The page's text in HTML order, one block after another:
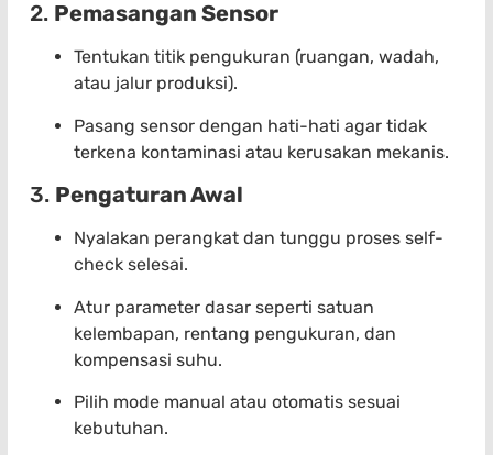
2. Pemasangan Sensor
Tentukan titik pengukuran (ruangan, wadah,
atau jalur produksi).
Pasang sensor dengan hati-hati agar tidak
terkena kontaminasi atau kerusakan mekanis.
3. Pengaturan Awal
Nyalakan perangkat dan tunggu proses self-
check selesai.
Atur parameter dasar seperti satuan
kelembapan, rentang pengukuran, dan
kompensasi suhu.
Pilih mode manual atau otomatis sesuai
kebutuhan.